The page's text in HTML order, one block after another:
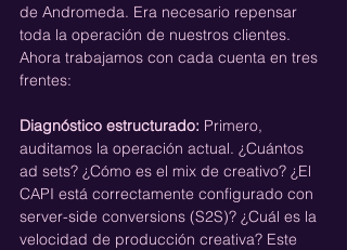
de Andromeda. Era necesario repensar
toda la operación de nuestros clientes.
Ahora trabajamos con cada cuenta en tres
frentes:
Diagnóstico estructurado: Primero,
auditamos la operación actual. ¿Cuántos
ad sets? ¿Cómo es el mix de creativo? ¿El
CAPI está correctamente configurado con
server-side conversions (S2S)? ¿Cuál es la
velocidad de producción creativa? Este